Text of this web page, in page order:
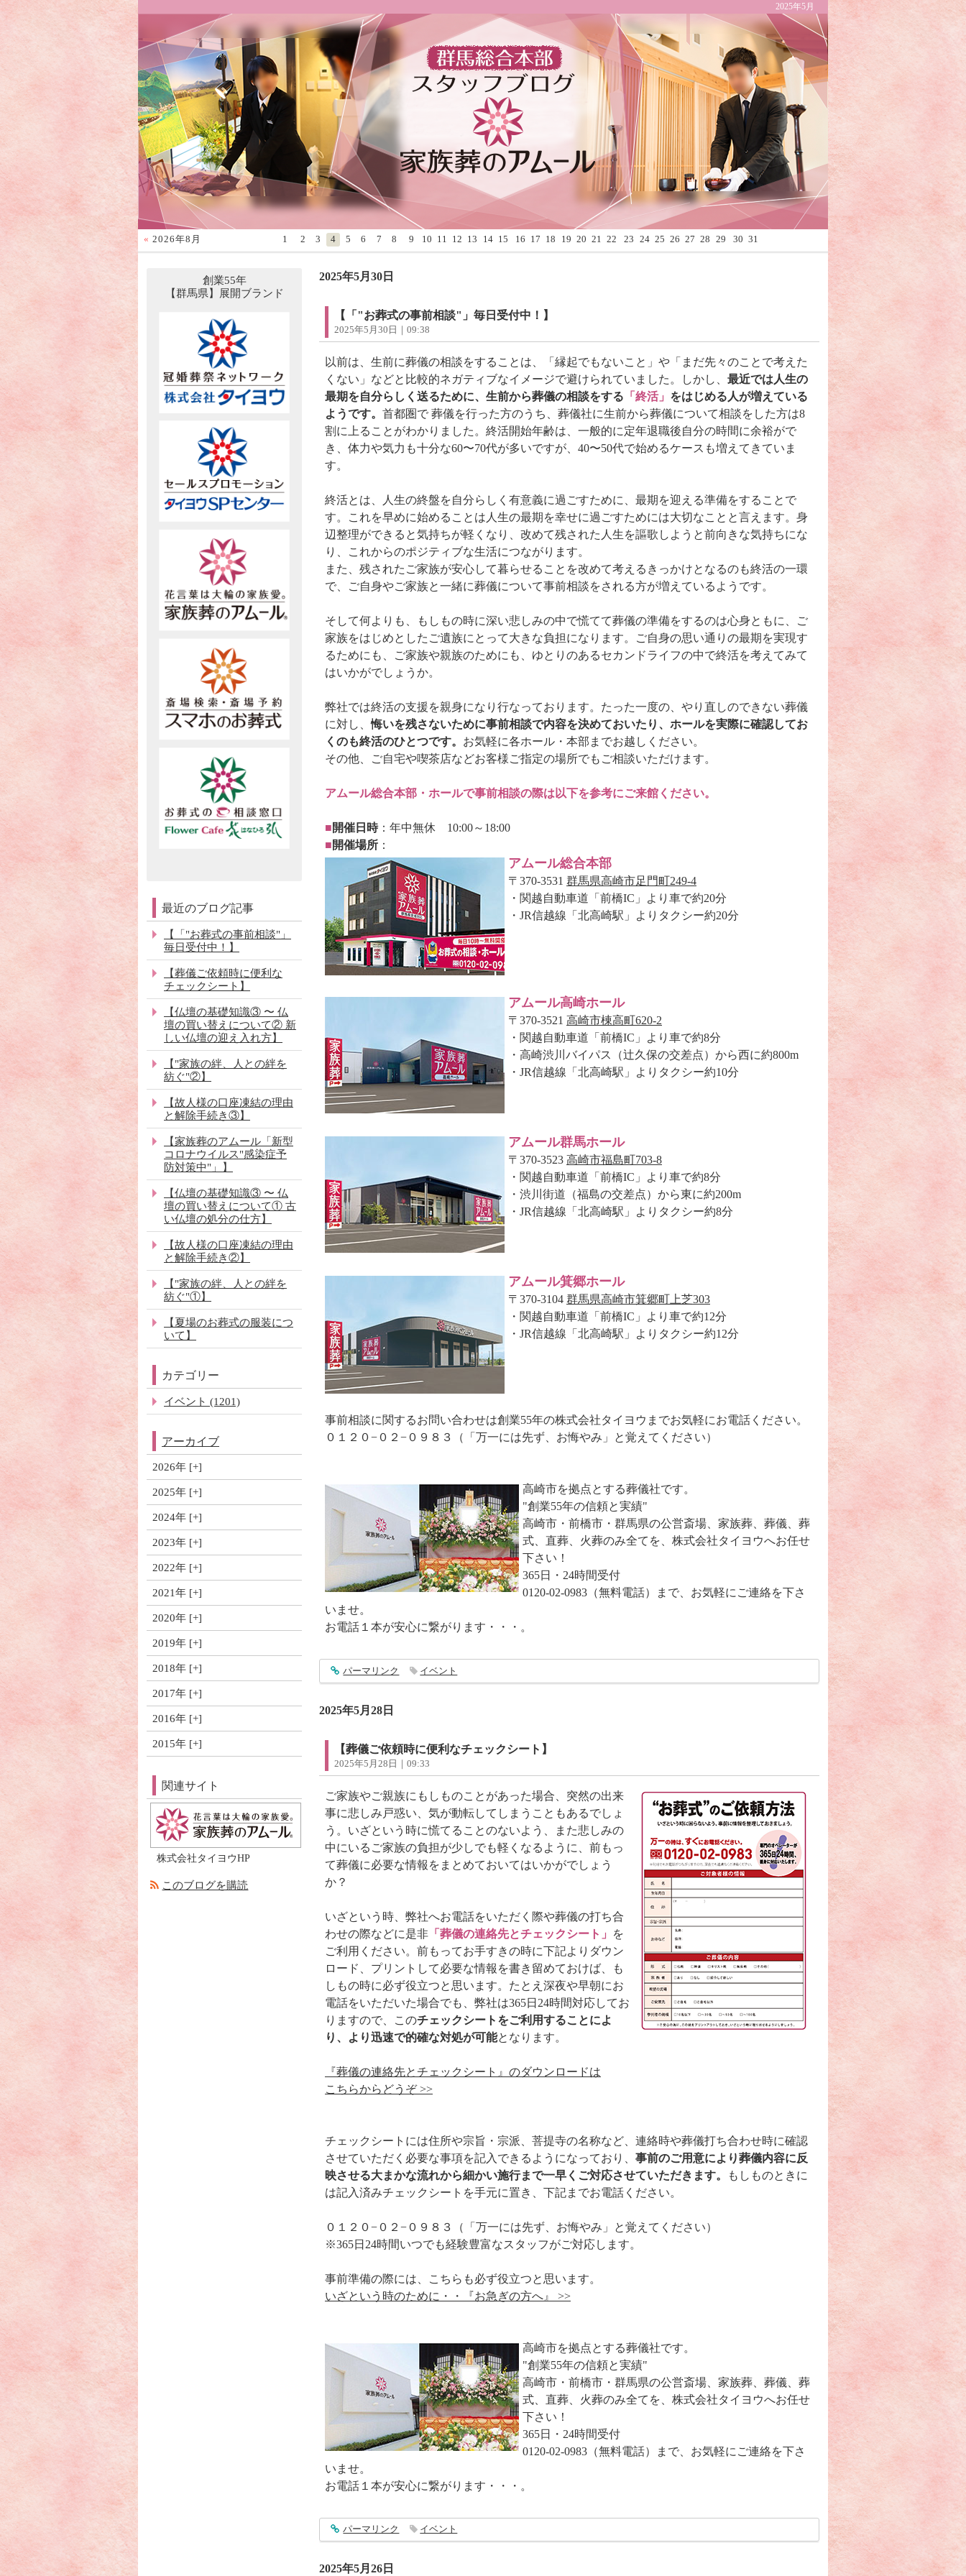
2025年5月
Calendar
« 2026年8月 1 2 3 4 5 6 7 8 9 10 11 12 13 14 15 16 17 18 19 20 21 22 23 24 25 26 27 28 29 30 31
2025年5月30日
【「"お葬式の事前相談"」毎日受付中！】
2025年5月30日｜09:38
以前は、生前に葬儀の相談をすることは、「縁起でもないこと」や「まだ先々のことで考えた
くない」などと比較的ネガティブなイメージで避けられていました。しかし、 最近では人生の
最期を自分らしく送るために、生前から葬儀の相談をする 「終活」 をはじめる人が増えている
ようです。 首都圏で 葬儀を行った方のうち、葬儀社に生前から葬儀について相談をした方は8
割に上ることがわかりました。終活開始年齢は、一般的に定年退職後自分の時間に余裕がで
き、体力や気力も十分な60〜70代が多いですが、40〜50代で始めるケースも増えてきていま
す。
終活とは、人生の終盤を自分らしく有意義に過ごすために、最期を迎える準備をすることで
す。これを早めに始めることは人生の最期を幸せに過ごすためには大切なことと言えます。身
辺整理ができると気持ちが軽くなり、改めて残された人生を謳歌しようと前向きな気持ちにな
り、これからのポジティブな生活につながります。
また、残されたご家族が安心して暮らせることを改めて考えるきっかけとなるのも終活の一環
で、ご自身やご家族と一緒に葬儀について事前相談をされる方が増えているようです。
そして何よりも、もしもの時に深い悲しみの中で慌てて葬儀の準備をするのは心身ともに、ご
家族をはじめとしたご遺族にとって大きな負担になります。ご自身の思い通りの最期を実現す
るためにも、ご家族や親族のためにも、ゆとりのあるセカンドライフの中で終活を考えてみて
はいかがでしょうか。
弊社では終活の支援を親身になり行なっております。たった一度の、やり直しのできない葬儀
に対し、悔いを残さないために事前相談で内容を決めておいたり、ホールを実際に確認してお
くのも終活のひとつです。 お気軽に各ホール・本部までお越しください。
その他、ご自宅や喫茶店などお客様ご指定の場所でもご相談いただけます。
アムール総合本部・ホールで事前相談の際は以下を参考にご来館ください。
■開催日時：年中無休 10:00～18:00
■開催場所 ：
アムール総合本部
〒370-3531 群馬県高崎市足門町249-4
・関越自動車道「前橋IC」より車で約20分
・JR信越線「北高崎駅」よりタクシー約20分
アムール高崎ホール
〒370-3521 高崎市棟高町620-2
・関越自動車道「前橋IC」より車で約8分
・高崎渋川バイパス（辻久保の交差点）から西に約800m
・JR信越線「北高崎駅」よりタクシー約10分
アムール群馬ホール
〒370-3523 高崎市福島町703-8
・関越自動車道「前橋IC」より車で約8分
・渋川街道（福島の交差点）から東に約200m
・JR信越線「北高崎駅」よりタクシー約8分
アムール箕郷ホール
〒370-3104 群馬県高崎市箕郷町上芝303
・関越自動車道「前橋IC」より車で約12分
・JR信越線「北高崎駅」よりタクシー約12分
事前相談に関するお問い合わせは創業55年の株式会社タイヨウまでお気軽にお電話ください。
０１２０−０２−０９８３（「万一には先ず、お悔やみ」と覚えてください）
高崎市を拠点とする葬儀社です。
"創業55年の信頼と実績"
高崎市・前橋市・群馬県の公営斎場、家族葬、葬儀、葬
式、直葬、火葬のみ全てを、株式会社タイヨウへお任せ
下さい！
365日・24時間受付
0120-02-0983（無料電話）まで、お気軽にご連絡を下さ
いませ。
お電話１本が安心に繋がります・・・。
entry4853
パーマリンク イベント
2025年5月28日
【葬儀ご依頼時に便利なチェックシート】
2025年5月28日｜09:33
ご家族やご親族にもしものことがあった場合、突然の出来
事に悲しみ戸惑い、気が動転してしまうこともあるでしょ
う。いざという時に慌てることのないよう、また悲しみの
中にいるご家族の負担が少しでも軽くなるように、前もっ
て葬儀に必要な情報をまとめておいてはいかがでしょう
か？
いざという時、弊社へお電話をいただく際や葬儀の打ち合
わせの際などに是非 「葬儀の連絡先とチェックシート」
を
ご利用ください。前もってお手すきの時に下記よりダウン
ロード、プリントして必要な情報を書き留めておけば、も
しもの時に必ず役立つと思います。たとえ深夜や早朝にお
電話をいただいた場合でも、弊社は365日24時間対応してお
りますので、このチェックシートをご利用することによ
り、より迅速で的確な対処が可能となります。
『葬儀の連絡先とチェックシート』のダウンロードは
こちらからどうぞ >>
チェックシートには住所や宗旨・宗派、菩提寺の名称など、連絡時や葬儀打ち合わせ時に確認
させていただく必要な事項を記入できるようになっており、 事前のご用意により葬儀内容に反
映させる大まかな流れから細かい施行まで一早くご対応させていただきます。
もしものときに
は記入済みチェックシートを手元に置き、下記までお電話ください。
０１２０−０２−０９８３（「万一には先ず、お悔やみ」と覚えてください）
※365日24時間いつでも経験豊富なスタッフがご対応します。
事前準備の際には、こちらも必ず役立つと思います。
いざという時のために・・『お急ぎの方へ』 >>
高崎市を拠点とする葬儀社です。
"創業55年の信頼と実績"
高崎市・前橋市・群馬県の公営斎場、家族葬、葬儀、葬
式、直葬、火葬のみ全てを、株式会社タイヨウへお任せ
下さい！
365日・24時間受付
0120-02-0983（無料電話）まで、お気軽にご連絡を下さ
いませ。
お電話１本が安心に繋がります・・・。
entry4849
パーマリンク イベント
2025年5月26日
創業55年
【群馬県】展開ブランド
最近のブログ記事
【「"お葬式の事前相談"」
毎日受付中！】
【葬儀ご依頼時に便利な
チェックシート】
【仏壇の基礎知識③ 〜 仏
壇の買い替えについて② 新
しい仏壇の迎え入れ方】
【"家族の絆、人との絆を
紡ぐ"②】
【故人様の口座凍結の理由
と解除手続き③】
【家族葬のアムール「新型
コロナウイルス"感染症予
防対策中"」】
【仏壇の基礎知識③ 〜 仏
壇の買い替えについて① 古
い仏壇の処分の仕方】
【故人様の口座凍結の理由
と解除手続き②】
【"家族の絆、人との絆を
紡ぐ"①】
【夏場のお葬式の服装につ
いて】
カテゴリー
イベント (1201)
アーカイブ
2026年
2025年
2024年
2023年
2022年
2021年
2020年
2019年
2018年
2017年
2016年
2015年
関連サイト
株式会社タイヨウHP
このブログを購読